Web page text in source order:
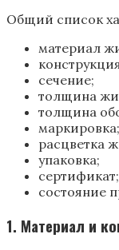
Общий список
материал
сечение;
толщина
толщина
маркировка;
расцветка
упаковка;
сертификат;
состояние
1. Материал и